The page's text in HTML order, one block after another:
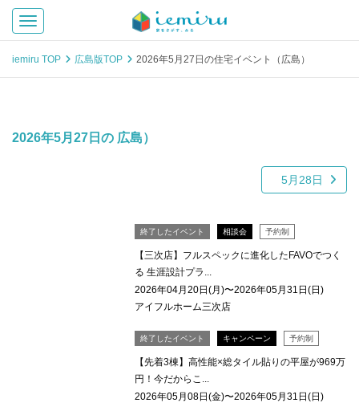
Toggle navigation
iemiru TOP 広島版TOP 2026年5月27日の住宅イベント（広島）
2026年5月27日の 広島）
5月28日
終了したイベント 相談会 予約制
【三次店】フルスペックに進化したFAVOでつく
る 生涯設計プラ...
2026年04月20日(月)〜2026年05月31日(日)
アイフルホーム三次店
終了したイベント キャンペーン 予約制
【先着3棟】高性能×総タイル貼りの平屋が969万
円！今だからこ...
2026年05月08日(金)〜2026年05月31日(日)